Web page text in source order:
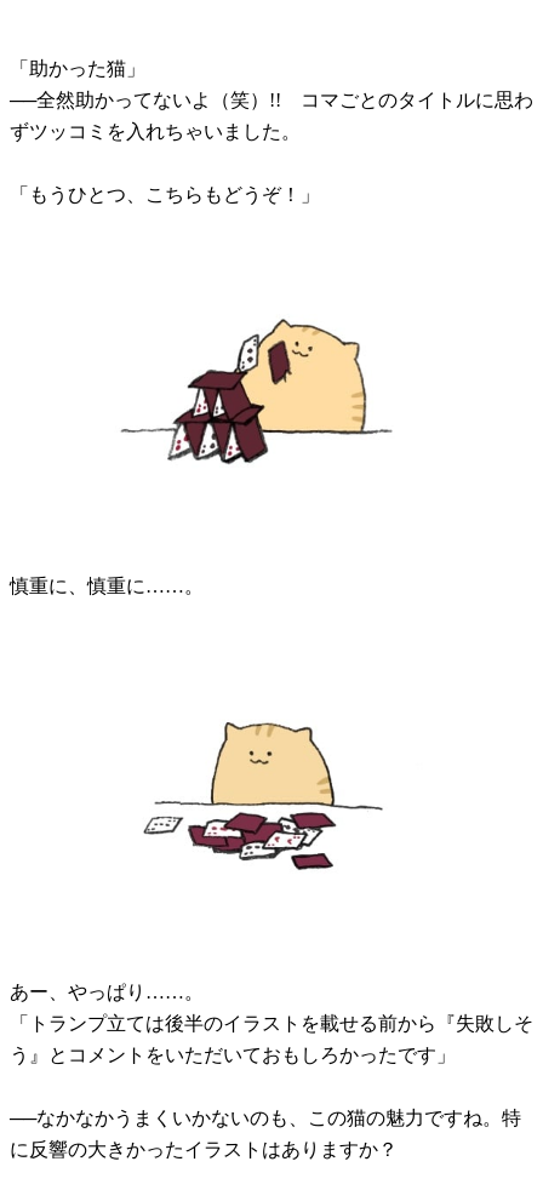
「助かった猫」
──全然助かってないよ（笑）!! コマごとのタイトルに思わ
ずツッコミを入れちゃいました。
「もうひとつ、こちらもどうぞ！」
慎重に、慎重に……。
あー、やっぱり……。
「トランプ立ては後半のイラストを載せる前から『失敗しそ
う』とコメントをいただいておもしろかったです」
──なかなかうまくいかないのも、この猫の魅力ですね。特
に反響の大きかったイラストはありますか？